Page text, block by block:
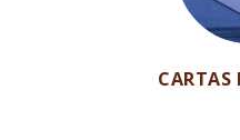
CARTAS